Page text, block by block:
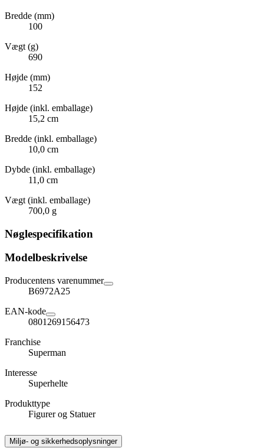
Bredde (mm)
100
Vægt (g)
690
Højde (mm)
152
Højde (inkl. emballage)
15,2 cm
Bredde (inkl. emballage)
10,0 cm
Dybde (inkl. emballage)
11,0 cm
Vægt (inkl. emballage)
700,0 g
Nøglespecifikation
Modelbeskrivelse
Producentens varenummer
B6972A25
EAN-kode
0801269156473
Franchise
Superman
Interesse
Superhelte
Produkttype
Figurer og Statuer
Miljø- og sikkerhedsoplysninger